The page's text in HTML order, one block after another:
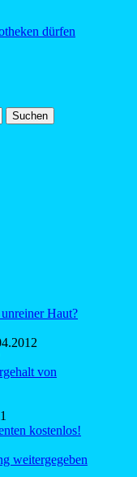
dürfen
Haut?
von
kostenlos!
weitergegeben